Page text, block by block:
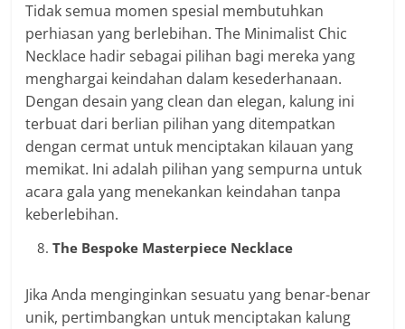
Tidak semua momen spesial membutuhkan
perhiasan yang berlebihan. The Minimalist Chic
Necklace hadir sebagai pilihan bagi mereka yang
menghargai keindahan dalam kesederhanaan.
Dengan desain yang clean dan elegan, kalung ini
terbuat dari berlian pilihan yang ditempatkan
dengan cermat untuk menciptakan kilauan yang
memikat. Ini adalah pilihan yang sempurna untuk
acara gala yang menekankan keindahan tanpa
keberlebihan.
The Bespoke Masterpiece Necklace
Jika Anda menginginkan sesuatu yang benar-benar
unik, pertimbangkan untuk menciptakan kalung